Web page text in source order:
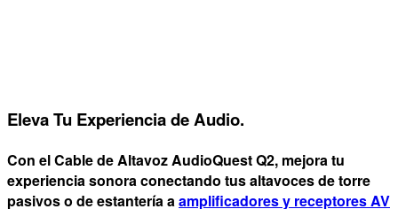
Eleva Tu Experiencia de Audio.
Con el Cable de AltavozAudioQuest Q2, mejora tu
experiencia sonora conectando tus altavoces de torre
pasivos o de estantería aamplificadores y receptores AV